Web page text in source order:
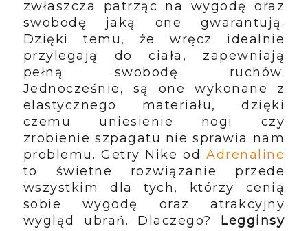
zwłaszcza patrząc na wygodę oraz
swobodę jaką one gwarantują.
Dzięki temu, że wręcz idealnie
przylegają do ciała, zapewniają
pełną swobodę ruchów.
Jednocześnie, są one wykonane z
elastycznego materiału, dzięki
czemu uniesienie nogi czy
zrobienie szpagatu nie sprawia nam
problemu. Getry Nike odAdrenaline
to świetne rozwiązanie przede
wszystkim dla tych, którzy cenią
sobie wygodę oraz atrakcyjny
wygląd ubrań. Dlaczego? Legginsy